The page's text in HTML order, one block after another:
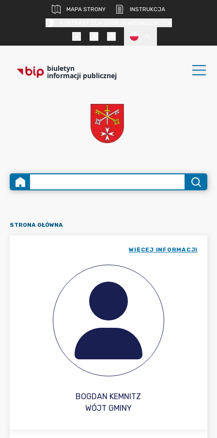
MAPA STRONY
INSTRUKCJA
biuletyn
informacji publicznej
STRONA GŁÓWNA
BOGDAN KEMNITZ
WIĘCEJ INFORMACJI
WÓJT GMINY